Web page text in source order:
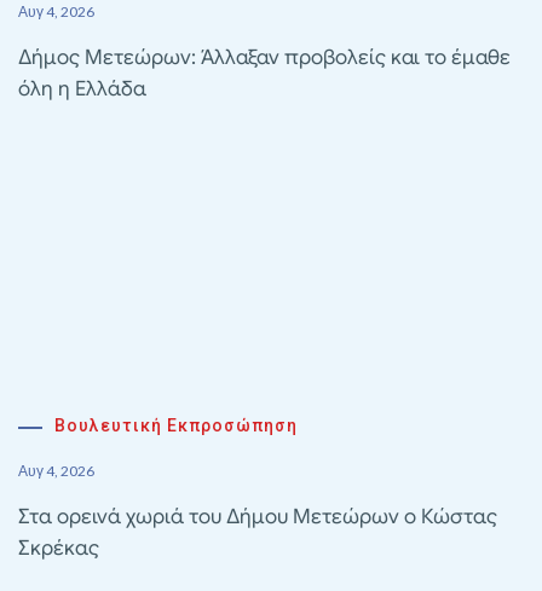
Αυγ 4, 2026
Δήμος Μετεώρων: Άλλαξαν προβολείς και το έμαθε
όλη η Ελλάδα
Βουλευτική Εκπροσώπηση
Αυγ 4, 2026
Στα ορεινά χωριά του Δήμου Μετεώρων ο Κώστας
Σκρέκας